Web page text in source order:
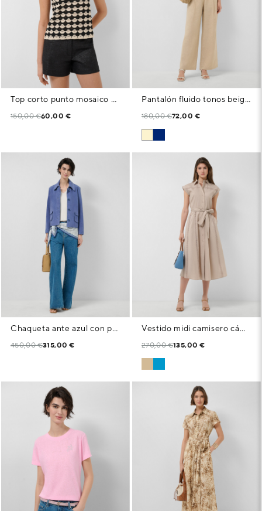
Top corto punto mosaico beige y negro
150,00 €60,00 €
Pantalón fluido tonos beige claro con cinturón
180,00 €72,00 €
Chaqueta ante azul con pespuntes
450,00 €315,00 €
Vestido midi camisero cámel con tiras de encaje
270,00 €135,00 €